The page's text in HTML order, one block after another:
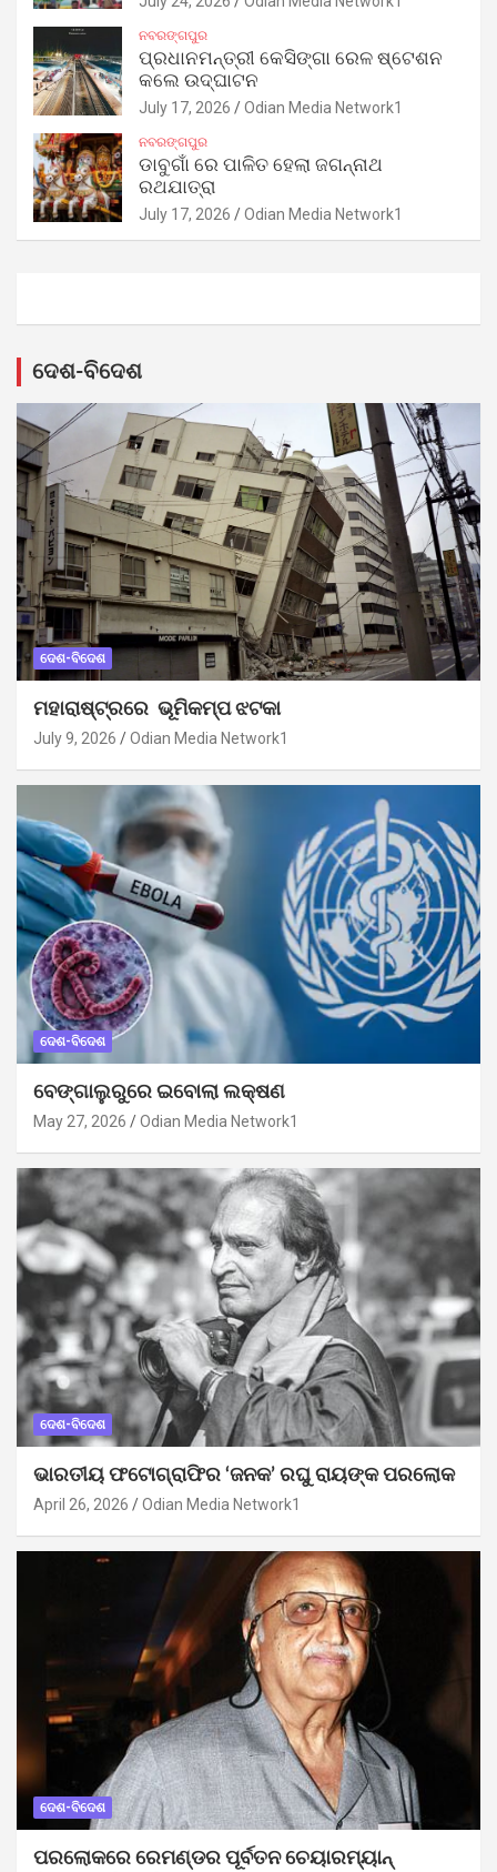
ନବରଙ୍ଗପୁର
ପ୍ରଧାନମନ୍ତ୍ରୀ କେସିଙ୍ଗା ରେଳ ଷ୍ଟେଶନ
କଲେ ଉଦ୍‌ଘାଟନ
July 17, 2026 Odian Media Network1
ନବରଙ୍ଗପୁର
ଡାବୁଗାଁ ରେ ପାଳିତ ହେଲା ଜଗନ୍ନାଥ
ରଥଯାତ୍ରା
July 17, 2026 Odian Media Network1
ଦେଶ-ବିଦେଶ
ଦେଶ-ବିଦେଶ
ମହାରାଷ୍ଟ୍ରରେ ଭୂମିକମ୍ପ ଝଟକା
July 9, 2026 Odian Media Network1
ଦେଶ-ବିଦେଶ
ବେଙ୍ଗାଲୁରୁରେ ଇବୋଲା ଲକ୍ଷଣ
May 27, 2026 Odian Media Network1
ଦେଶ-ବିଦେଶ
ଭାରତୀୟ ଫଟୋଗ୍ରାଫିର ‘ଜନକ’ ରଘୁ ରାୟଙ୍କ ପରଲୋକ
April 26, 2026 Odian Media Network1
ଦେଶ-ବିଦେଶ
ପରଲୋକରେ ରେମଣ୍ଡର ପୂର୍ବତନ ଚେୟାରମ୍ୟାନ୍